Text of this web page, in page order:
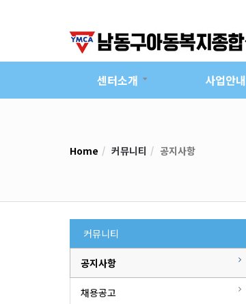
센터소개 사업안내
Home 커뮤니티 공지사항
커뮤니티
공지사항
채용공고